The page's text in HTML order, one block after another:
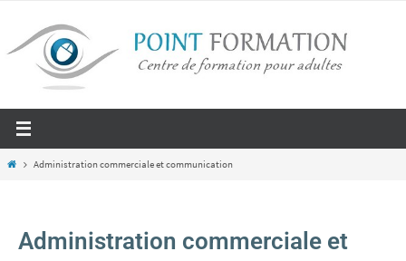
Administration commerciale et communication
Administration commerciale et